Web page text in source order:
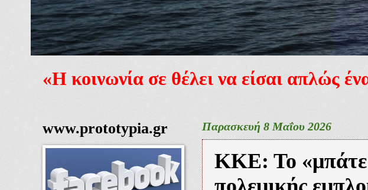
«Η κοινωνία σε θέλει να είσαι απλώς
Παρασκευή 8 Μαΐου 2026
ΚΚΕ: Το «μπάτε
www.prototypia.gr